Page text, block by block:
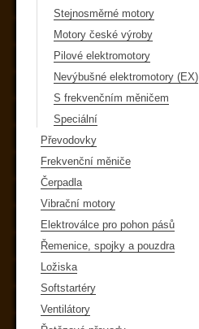
Stejnosměrné motory
Motory české výroby
Pilové elektromotory
Nevýbušné elektromotory (EX)
S frekvenčním měničem
Speciální
Převodovky
Frekvenční měniče
Čerpadla
Vibrační motory
Elektroválce pro pohon pásů
Řemenice, spojky a pouzdra
Ložiska
Softstartéry
Ventilátory